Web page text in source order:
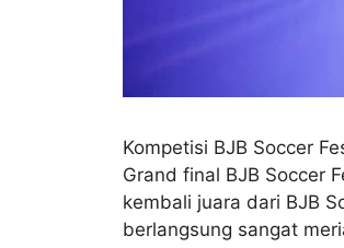
Kompetisi BJB Soccer
Grand final BJB Soccer
kembali juara dari BJB
berlangsung sangat